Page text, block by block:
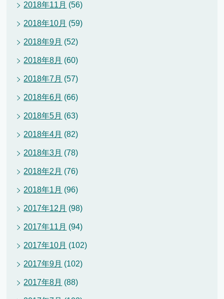
2018年11月 (56)
2018年10月 (59)
2018年9月 (52)
2018年8月 (60)
2018年7月 (57)
2018年6月 (66)
2018年5月 (63)
2018年4月 (82)
2018年3月 (78)
2018年2月 (76)
2018年1月 (96)
2017年12月 (98)
2017年11月 (94)
2017年10月 (102)
2017年9月 (102)
2017年8月 (88)